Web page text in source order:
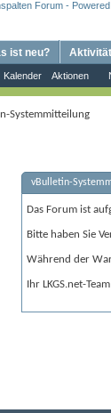
Kalender Aktionen
ist neu?
Systemmitteilung
vBulletin-
Das Forum ist
Bitte haben Sie
Während der
Ihr LKGS.net-Team